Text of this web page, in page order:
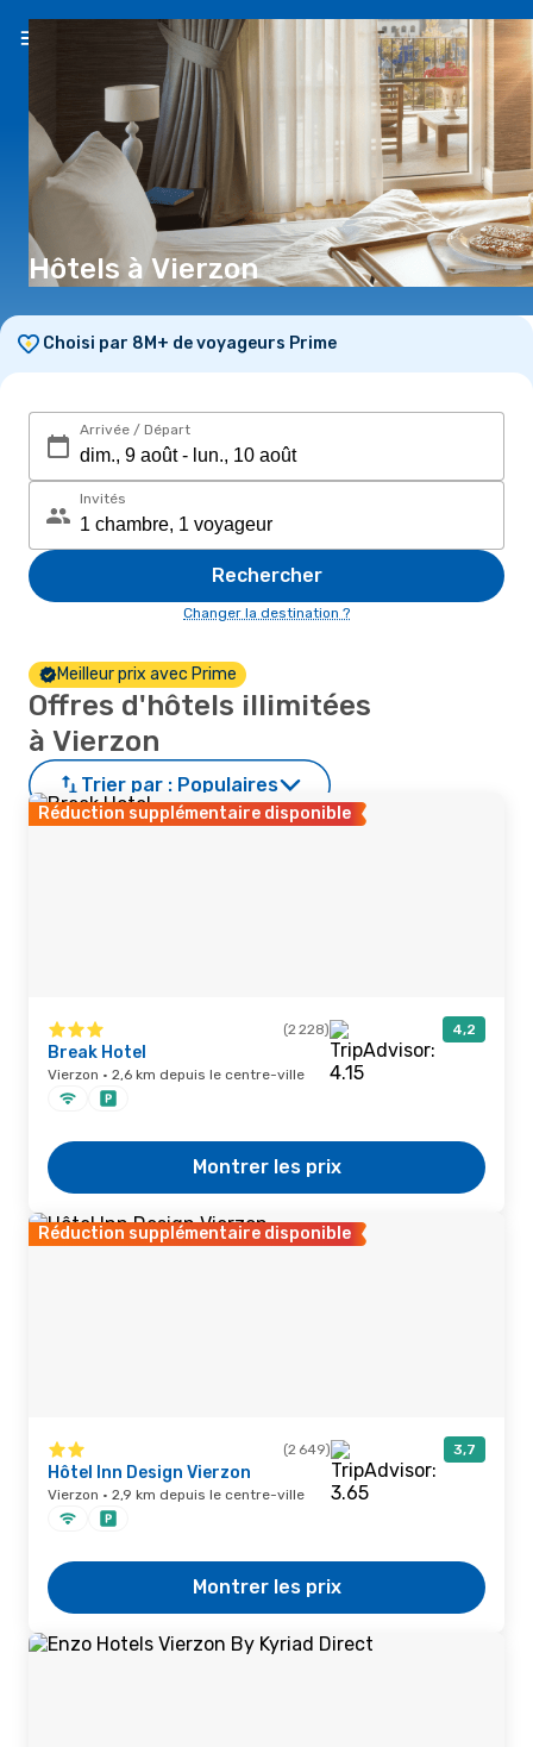
FR(€)
Hôtels à Vierzon
Choisi par 8M+ de voyageurs Prime
Arrivée / Départ
Invités
Rechercher
Changer la destination ?
Meilleur prix avec Prime
Offres d'hôtels illimitées
à Vierzon
Trier par : Populaires
Réduction supplémentaire disponible
(2 228) 4,2
Break Hotel
Vierzon · 2,6 km depuis le centre-ville
Montrer les prix
Réduction supplémentaire disponible
(2 649) 3,7
Hôtel Inn Design Vierzon
Vierzon · 2,9 km depuis le centre-ville
Montrer les prix